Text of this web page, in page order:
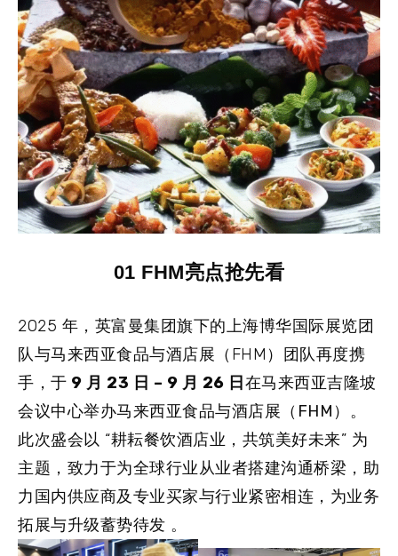
01 FHM亮点抢先看
2025 年，英富曼集团旗下的上海博华国际展览团
队与马来西亚食品与酒店展（FHM）团队再度携
手，于 9 月 23 日 – 9 月 26 日 在马来西亚吉隆坡
会议中心举办马来西亚食品与酒店展（FHM） 。
此次盛会以 “耕耘餐饮酒店业，共筑美好未来” 为
主题，致力于为全球行业从业者搭建沟通桥梁，助
力国内供应商及专业买家与行业紧密相连，为业务
拓展与升级蓄势待发 。